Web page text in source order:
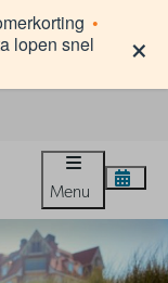
•
lopen snel
×
Menu